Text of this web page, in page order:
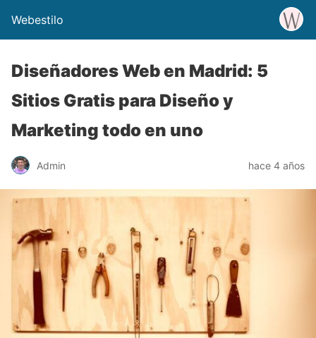
Webestilo
Diseñadores Web en Madrid: 5
Sitios Gratis para Diseño y
Marketing todo en uno
Admin hace 4 años